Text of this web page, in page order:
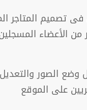
تصميم المتاجر
الأعضاء
وضع الصور
على الموقع